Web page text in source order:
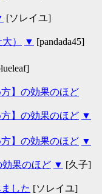
[ソレイユ]
） ▼ [pandada45]
】の効果のほど
】の効果のほど ▼
】の効果のほど ▼
効果のほど ▼ [久子]
した [ソレイユ]